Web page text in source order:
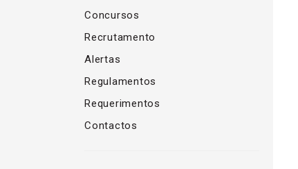
Concursos
Recrutamento
Alertas
Regulamentos
Requerimentos
Contactos